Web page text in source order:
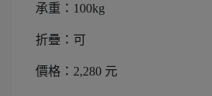
承重：100kg
折疊：可
價格：2,280 元